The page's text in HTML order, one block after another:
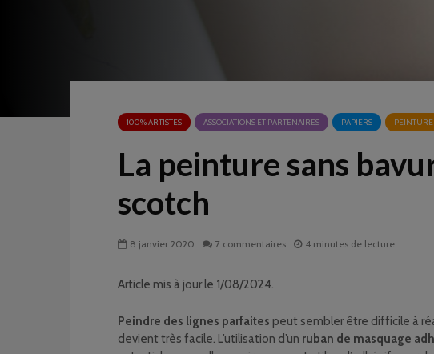
100% ARTISTES ASSOCIATIONS ET PARTENAIRES PAPIERS PEINTURE
La peinture sans
scotch
8 janvier 2020 7 commentaires 4 minutes de lecture
Article mis à jour le 1/08/2024.
Peindre des lignes parfaites peut sembler être difficile à
devient très facile. L’utilisation d’un ruban de masquage